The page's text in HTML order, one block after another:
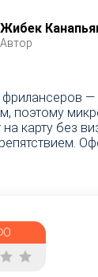
Жибек
Автор
—
поэтому
карту без